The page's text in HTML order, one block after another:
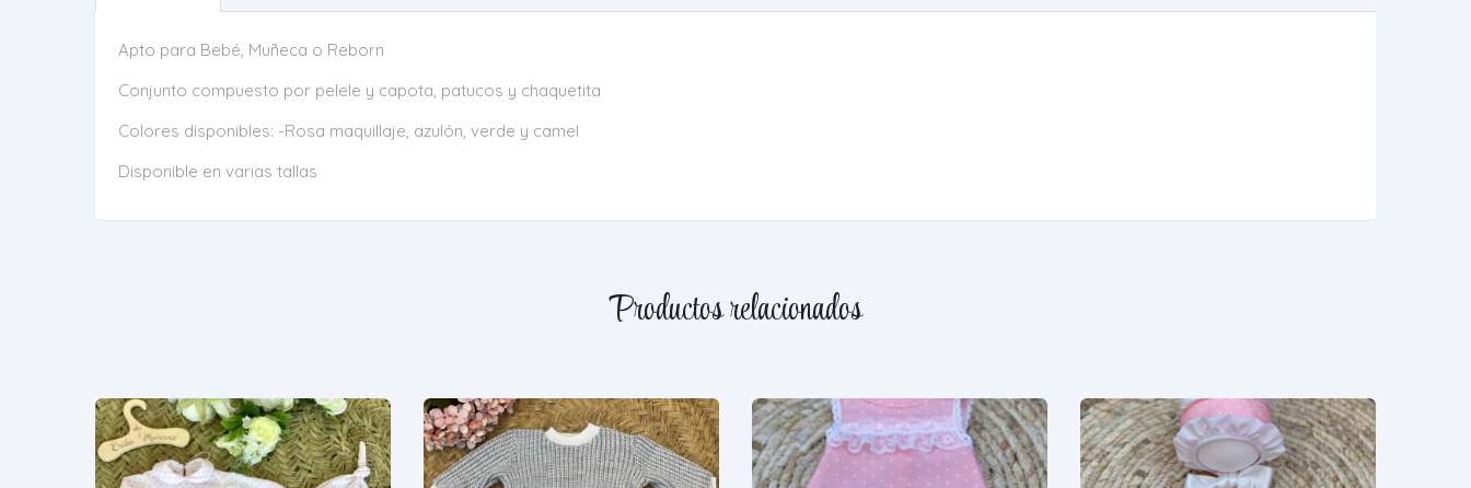
Apto para Bebé, Muñeca o Reborn
Conjunto compuesto por pelele y capota, patucos y chaquetita
Colores disponibles: -Rosa maquillaje, azulón, verde y camel
Disponible en varias tallas
Productos relacionados